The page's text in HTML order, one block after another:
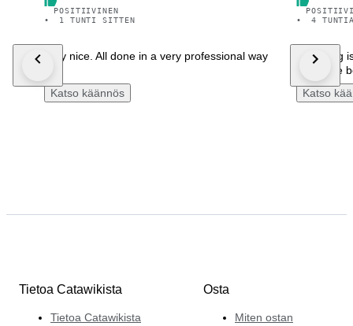
POSITIIVINEN
•
1 TUNTI SITTEN
Very nice. All done in a very professional way
Katso käännös
•
4
bestelling
verzonde
Katso
Tietoa Catawikista
Tietoa Catawikista
Osta
Miten ostan